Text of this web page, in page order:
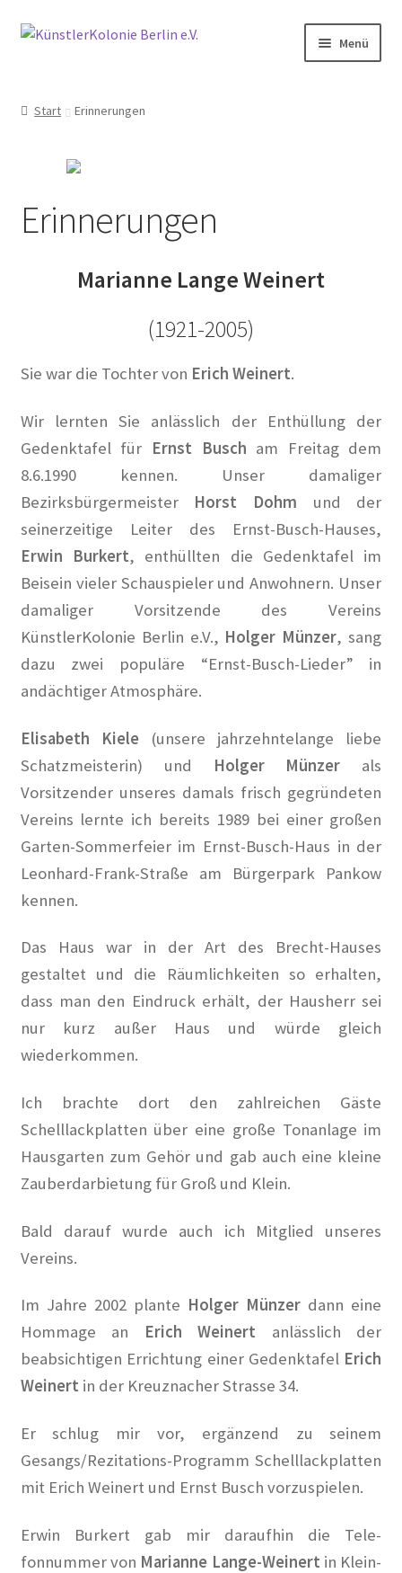
Zur
Zum
Menü
Anfahrt
2015
2016
2017
2019
2020
2021
2023 #2
Baumpatenschaften
Bestellung abgeschlossen
Bewohner/innen
BewohnerInnen
Buchempfehlungen
Damals war’s …
100 Jahre – Zum Jahrestag unserer Wohnanlage im
Alexander Graf Stenbock-Fermor
Arthur Koestler
Berlin im Film der Zwanziger Jahre
Berliner Dampfstraßenbahn-Konsortium
Damals war’s……Sanary-Sur-Mer
Damals war’s…Truppe 1931
DER KÜNSTLER HANSJÖRG WAGNER
Start Erinnerungen
Erinnerungen
Marianne Lange Weinert
(1921-2005)
Sie war die Tochter von Erich Weinert.
Wir lernten Sie anlässlich der Enthüllung der
Gedenktafel für Ernst Busch am Freitag dem
8.6.1990 kennen. Unser damaliger
Bezirksbürgermeister Horst Dohm und der
seinerzeitige Leiter des Ernst-Busch-Hauses,
Erwin Burkert, enthüllten die Gedenktafel im
Beisein vieler Schauspieler und Anwohnern. Unser
damaliger Vorsitzende des Vereins
KünstlerKolonie Berlin e.V., Holger Münzer, sang
dazu zwei populäre “Ernst-Busch-Lieder” in
andächtiger Atmosphäre.
Elisabeth Kiele(unsere jahrzehntelange liebe
Schatzmeisterin) und
Holger Münzer als
Vorsitzender unseres damals frisch gegründeten
Vereins lernte ich bereits 1989 bei einer großen
Garten-Sommerfeier im Ernst-Busch-Haus in der
Leonhard-Frank-Straße am Bürgerpark Pankow
kennen.
Das Haus war in der Art des Brecht-Hauses
gestaltet und die Räumlichkeiten so erhalten,
dass man den Eindruck erhält, der Hausherr sei
nur kurz außer Haus und würde gleich
wiederkommen.
Ich brachte dort den zahlreichen Gäste
Schelllackplatten über eine große Tonanlage im
Hausgarten zum Gehör und gab auch eine kleine
Zauberdarbietung für Groß und Klein.
Bald darauf wurde auch ich Mitglied unseres
Vereins.
Im Jahre 2002 plante Holger Münzer dann eine
Hommage an Erich Weinert anlässlich der
beabsichtigen Errichtung einer Gedenktafel Erich
Weinert in der Kreuznacher Strasse 34.
Er schlug mir vor, ergänzend zu seinem
Gesangs/Rezitations-Programm Schelllackplatten
mit Erich Weinert und Ernst Busch vorzuspielen.
Erwin Burkert gab mir daraufhin die Tele-
fonnummer von Marianne Lange-Weinert in Klein-